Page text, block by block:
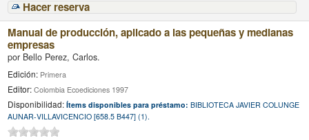
Hacer reserva
Manual de producción, aplicado a las pequeñas y medianas
empresas
por Bello Perez, Carlos.
Edición: Primera
Editor:Colombia Ecoediciones 1997
Disponibilidad:Ítems disponibles para préstamo:BIBLIOTECA JAVIER COLUNGE
AUNAR-VILLAVICENCIO [658.5 B447] (1).